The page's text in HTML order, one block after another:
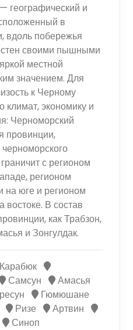
географический и
в
вдоль побережья
своими пышными
местной
значением. Для
к Черному
климат, экономику и
Черноморский
провинции,
с регионом
регионом
на юге и регионом
востоке. В состав
как Трабзон,
и Зонгулдак.
Карабюк
Самсун
Амасья
Гюмюшане
Ризе
Артвин
Синоп